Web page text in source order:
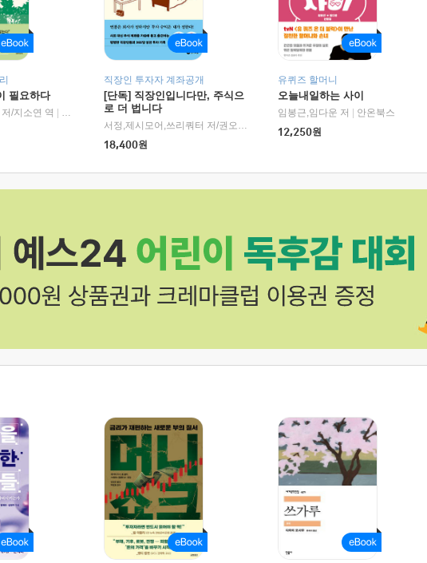
필요하다
/지소연 역
알에이치코리아(RHK)
직장인 투자자 계좌공개
[단독] 직장인입니다만, 주식으
로 더 법니다
서정,제시모어,쓰리쿼터 저/권오태,시그널리포트 편
18,400원
유퀴즈 할머니
오늘내일하는 사이
임봉근,임다운 저
안온북스
12,250원